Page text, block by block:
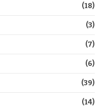
(18)
(3)
(7)
(6)
(39)
(14)